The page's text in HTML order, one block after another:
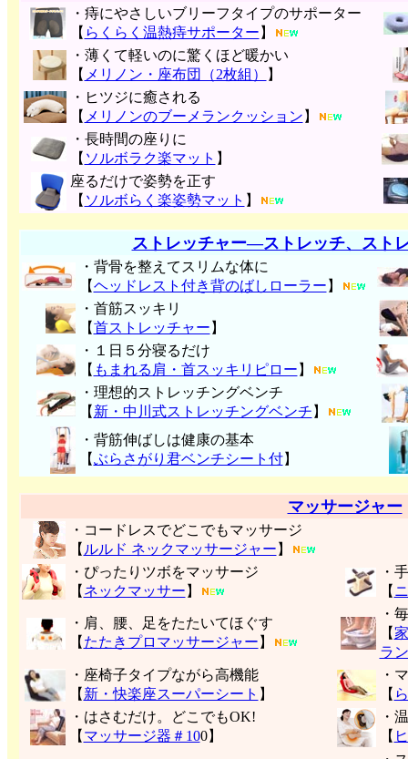
・痔にやさしいブリーフタイプのサポーター
【 らくらく温熱痔サポーター 】
・薄くて軽いのに驚くほど暖かい
【 メリノン・座布団（2枚組）
】
・ヒツジに癒される
【 メリノンのブーメランクッション 】
・長時間の座りに
【 ソルボラク楽マット 】
座るだけで姿勢を正す
【 ソルボらく楽姿勢マット 】
ストレッチャー―ストレッチ、スト
・背骨を整えてスリムな体に
【ヘッドレスト付き背のばしローラー 】
・首筋スッキリ
【首ストレッチャー 】
・１日５分寝るだけ
【 もまれる肩・首スッキリピロー 】
・理想的ストレッチングベンチ
【 新・中川式ストレッチングベンチ 】
・背筋伸ばしは健康の基本
【ぶらさがり君ベンチシート付】
マッサージャー
・コードレスでどこでもマッサージ
【 ルルド ネックマッサージャー 】
・ぴったりツボをマッサージ
【 ネックマッサー 】
・
【
・肩、腰、足をたたいてほぐす
【 たたきプロマッサージャー 】
・
【
ラ
・座椅子タイプながら高機能
【 新・快楽座スーパーシート 】
・
【
・はさむだけ。どこでもOK!
【 マッサージ器＃100】
・
【